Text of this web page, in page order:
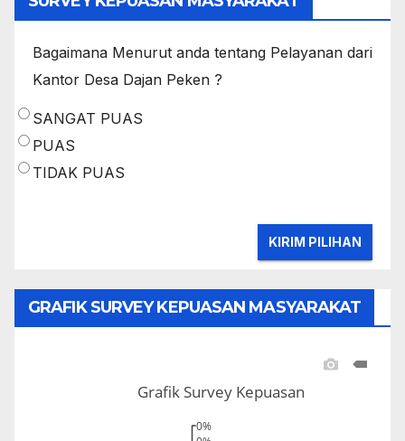
Bagaimana Menurut anda tentang Pelayanan dari
Kantor Desa Dajan Peken ?
SANGAT PUAS
PUAS
TIDAK PUAS
GRAFIK SURVEY KEPUASAN MASYARAKAT